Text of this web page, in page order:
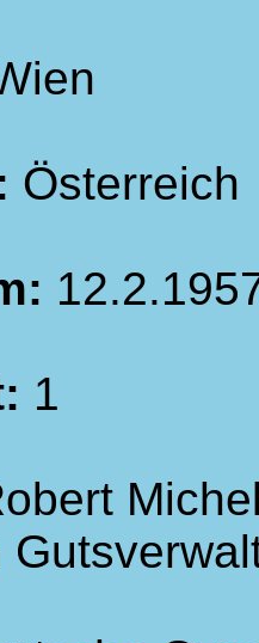
Österreich
1